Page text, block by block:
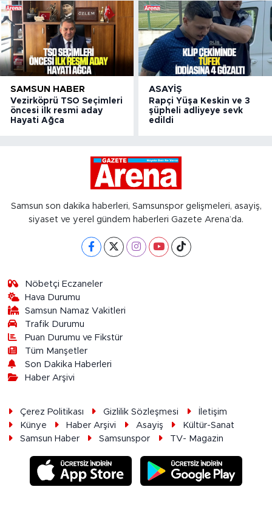
SAMSUN HABER
Vezirköprü TSO Seçimleri
öncesi ilk resmi aday
Hayati Ağca
ASAYIŞ
Rapçi Yüşa Keskin ve 3
şüpheli adliyeye sevk
edildi
Samsun son dakika haberleri, Samsunspor gelişmeleri, asayiş,
siyaset ve yerel gündem haberleri Gazete Arena’da.
Nöbetçi Eczaneler
Hava Durumu
Samsun Namaz Vakitleri
Trafik Durumu
Puan Durumu ve Fikstür
Tüm Manşetler
Son Dakika Haberleri
Haber Arşivi
Çerez Politikası Gizlilik Sözleşmesi
İletişim
Künye
Haber Arşivi Asayiş
Kültür-Sanat
Samsun Haber
Samsunspor TV- Magazin